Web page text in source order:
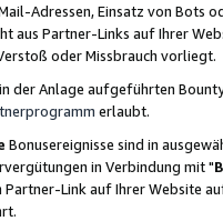
Adressen, Einsatz von Bots
aus Partner-Links auf Ihrer
oder Missbrauch vorliegt.
der Anlage aufgeführten
erlaubt.
Bonusereignisse sind in
in Verbindung mit "
Partner-Link auf Ihrer Website